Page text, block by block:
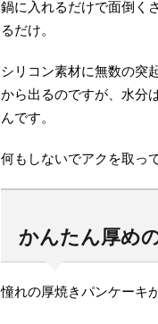
鍋に入れるだけで面倒く
るだけ。
シリコン素材に無数の突
から出るのですが、水分
んです。
何もしないでアクを取っ
かんたん厚め
憧れの厚焼きパンケーキ